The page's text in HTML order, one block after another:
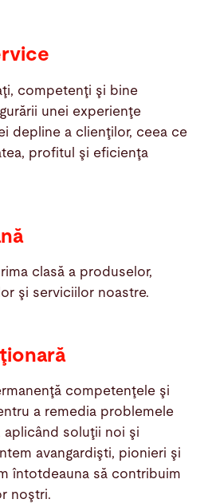
competenţi şi bine
unei experienţe
depline a clienţilor, ceea ce
profitul şi eficienţa
clasă a produselor,
şi serviciilor noastre.
competenţele şi
a remedia problemele
soluţii noi şi
avangardişti, pionieri şi
întotdeauna să contribuim
noştri.